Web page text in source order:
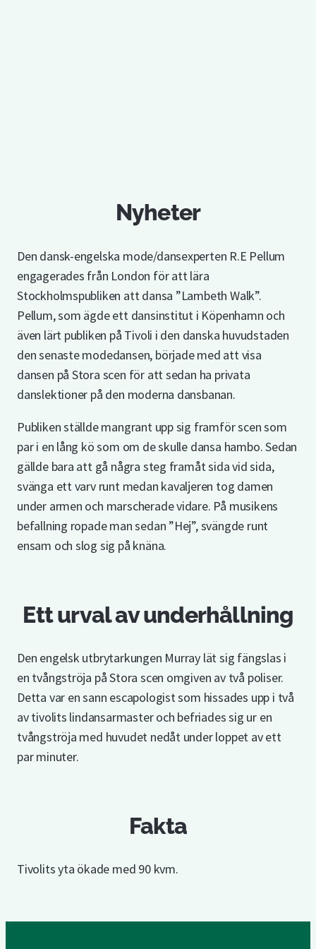
Nyheter
Den dansk-engelska mode/dansexperten R.E Pellum
engagerades från London för att lära
Stockholmspubliken att dansa ”Lambeth Walk”.
Pellum, som ägde ett dansinstitut i Köpenhamn och
även lärt publiken på Tivoli i den danska huvudstaden
den senaste modedansen, började med att visa
dansen på Stora scen för att sedan ha privata
danslektioner på den moderna dansbanan.
Publiken ställde mangrant upp sig framför scen som
par i en lång kö som om de skulle dansa hambo. Sedan
gällde bara att gå några steg framåt sida vid sida,
svänga ett varv runt medan kavaljeren tog damen
under armen och marscherade vidare. På musikens
befallning ropade man sedan ”Hej”, svängde runt
ensam och slog sig på knäna.
Ett urval av underhållning
Den engelsk utbrytarkungen Murray lät sig fängslas i
en tvångströja på Stora scen omgiven av två poliser.
Detta var en sann escapologist som hissades upp i två
av tivolits lindansarmaster och befriades sig ur en
tvångströja med huvudet nedåt under loppet av ett
par minuter.
Fakta
Tivolits yta ökade med 90 kvm.